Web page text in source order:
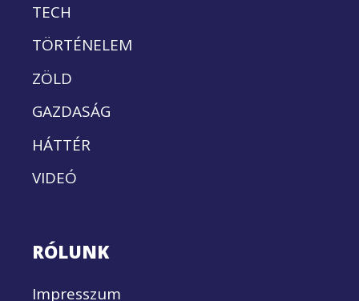
TECH
TÖRTÉNELEM
ZÖLD
GAZDASÁG
HÁTTÉR
VIDEÓ
RÓLUNK
Impresszum